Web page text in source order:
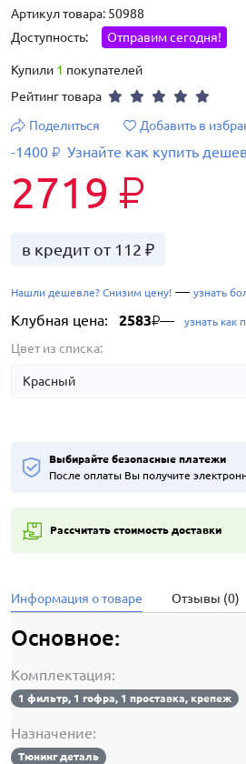
Артикул товара: 50988
Доступность:
Отправим сегодня!
Купили 1 покупателей
Рейтинг товара
Поделиться
Добавить в
-1400 ₽ Узнайте как купить
2719 ₽
в кредит от 112 ₽
Нашли дешевле? Снизим цену! — узнать
Клубная цена: 2583₽— узнать как
Цвет из списка:
Выбирайте безопасные платежи
После оплаты Вы получите
Рассчитать стоимость доставки
Информация о товаре Отзывы (0)
Основное:
Комплектация:
1 фильтр, 1 гофра, 1 проставка, крепеж
Назначение:
Тюнинг деталь